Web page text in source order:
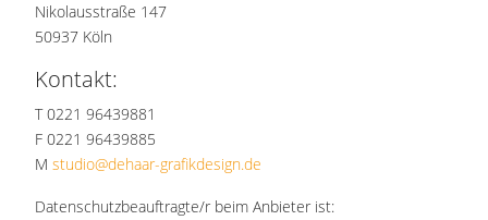
Nikolausstraße 147
50937 Köln
Kontakt:
T 0221 96439881
F 0221 96439885
M studio@dehaar-grafikdesign.de
Datenschutzbeauftragte/r beim Anbieter ist: